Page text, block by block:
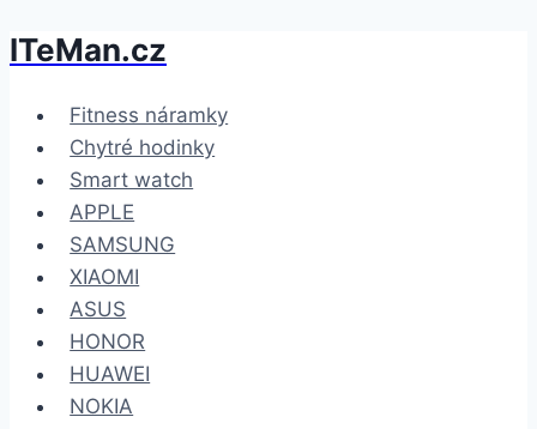
Přeskočit
obsah
ITeMan.cz
Fitness náramky
Chytré hodinky
Smart watch
APPLE
SAMSUNG
XIAOMI
ASUS
HONOR
HUAWEI
NOKIA